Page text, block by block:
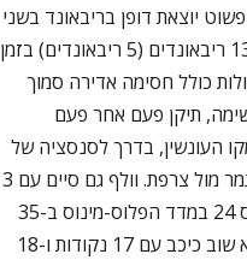
יוצאת דופן בריבאונד בשני
צידי הפרקט בדרך לדאבל-דאבל ענק של 21 נקודות ו-13 ריבאונדים (5 ריבאונדים) בזמן
כולל חסימה אדירה סמוך
תיקן פעם אחר פעם
העונשין, בדרך לסנסציה של
52:59 ולמסע קסם שנעצר רק בזריקת העונשין ההיא בגמר מול צרפת. וולף גם סיים עם 3
אסיסטים, 2 חטיפות, 2 חסימות, 28 במדד היעילות ופלוס 24 במדד הפלוס-מינוס ב-35
דקות, והחל להפוך לאגדה, כשבחצי הגמר מול בלגיה הוא שוב כיכב עם 17 נקודות ו-18